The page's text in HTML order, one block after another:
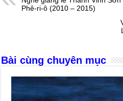
b
k
n
A
d
Phê-ri-ô (2010 – 2015)
Bài cùng chuyên mục